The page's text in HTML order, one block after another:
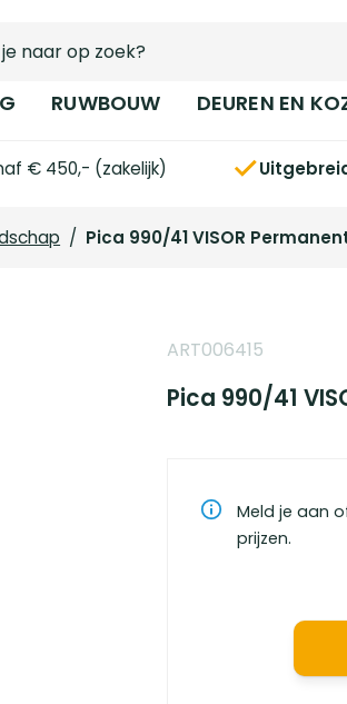
RUWBOUW DEUREN EN
€ 450,- (zakelijk)
/ Pica 990/41 VISOR
ART006415
Pica 990/41
Meld je aan
prijzen.